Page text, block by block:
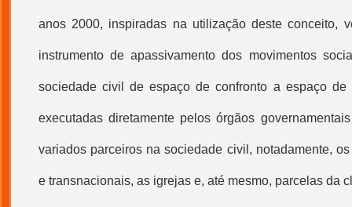
anos 2000, inspiradas na utilização deste conceito,
instrumento de apassivamento dos movimentos
sociedade civil de espaço de confronto a espaço de
executadas diretamente pelos órgãos
variados parceiros nasociedade civil , notadamente,
e transnacionais, as igrejas e, até mesmo, parcelas da